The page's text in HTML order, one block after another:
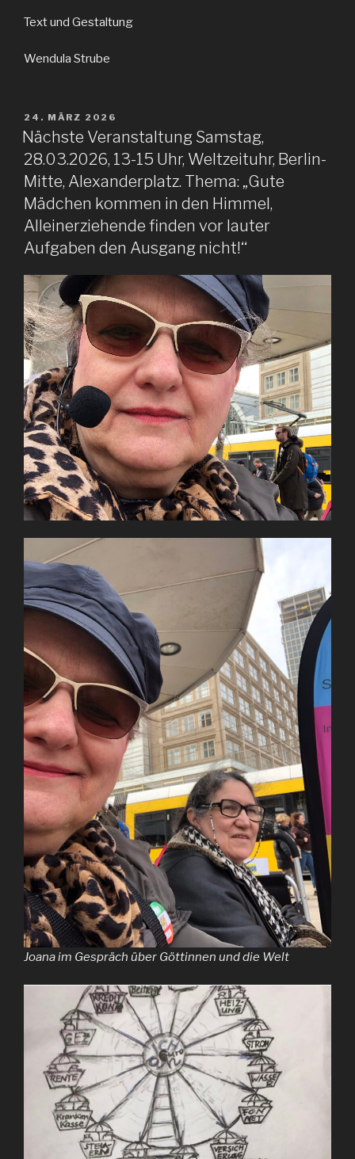
Text und Gestaltung
Wendula Strube
VERÖFFENTLICHT
AM
24. MÄRZ 2026
Nächste Veranstaltung Samstag,
28.03.2026, 13-15 Uhr, Weltzeituhr, Berlin-
Mitte, Alexanderplatz. Thema: „Gute
Mädchen kommen in den Himmel,
Alleinerziehende finden vor lauter
Aufgaben den Ausgang nicht!‘‘
Joana im Gespräch über Göttinnen und die Welt